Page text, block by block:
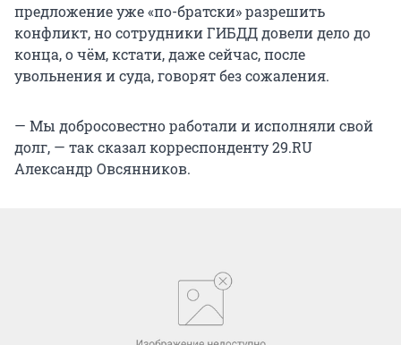
предложение уже «по-братски» разрешить
конфликт, но сотрудники ГИБДД довели дело до
конца, о чём, кстати, даже сейчас, после
увольнения и суда, говорят без сожаления.
— Мы добросовестно работали и исполняли свой
долг, — так сказал корреспонденту 29.RU
Александр Овсянников.